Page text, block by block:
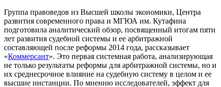
Группа правоведов из Высшей школы экономики, Центра
развития современного права и МГЮА им. Кутафина
подготовила аналитический обзор, посвященный итогам пяти
лет развития судебной системы и ее арбитражной
составляющей после реформы 2014 года, рассказывает
«Коммерсант». Это первая системная работа, анализирующая
не только результаты реформы для арбитражной системы, но и
их среднесрочное влияние на судебную систему в целом и ее
высшие инстанции. По мнению исследователей, эффект для